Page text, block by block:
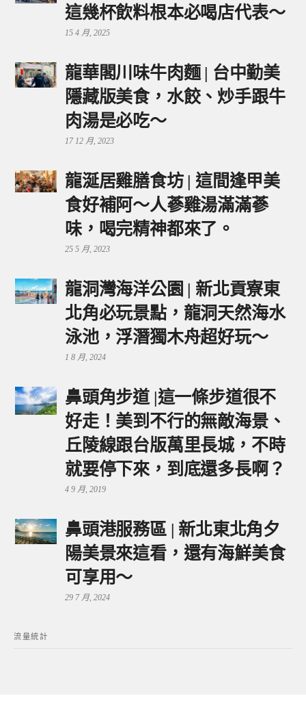
這幾杯飲料根本必喝店代表～
15 4 月, 2025
龍華閣川味牛肉麵 | 台中勤美
隱藏版美食，水餃、炒手跟牛
肉湯是必吃～
17 12 月, 2023
龍涎居雞膳食坊 | 這間逢甲美
食好補阿～人蔘雞湯滿滿蔘
味，喝完精神都來了。
25 5 月, 2023
龍洞灣海洋公園 | 新北貢寮東
北角必玩景點，龍洞天然海水
泳池，浮潛獨木舟超好玩～
1 8 月, 2024
鼻頭角步道 |這一條步道很不
好走！美到不行的無敵海景、
丘陵線跟台版萬里長城，不時
就要停下來，到底還多長啊？
4 9 月, 2019
鼻頭港服務區 | 新北東北角夕
陽美景來這看，還有海鮮美食
可享用～
29 7 月, 2024
流量統計